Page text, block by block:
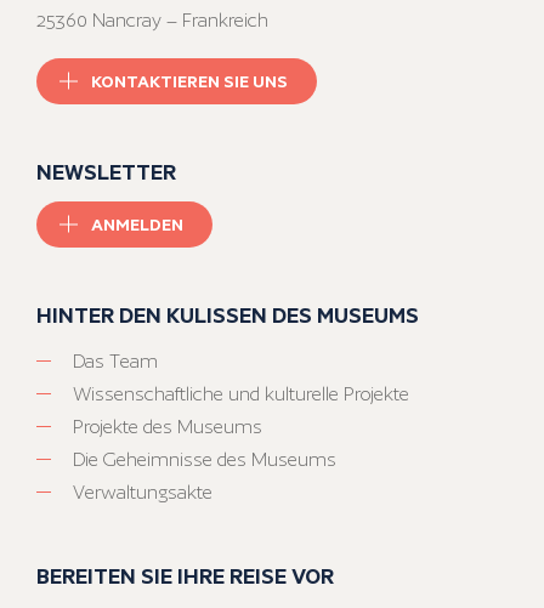
25360 Nancray – Frankreich
KONTAKTIEREN SIE UNS
NEWSLETTER
ANMELDEN
HINTER DEN KULISSEN DES MUSEUMS
Das Team
Wissenschaftliche und kulturelle Projekte
Projekte des Museums
Die Geheimnisse des Museums
Verwaltungsakte
BEREITEN SIE IHRE REISE VOR